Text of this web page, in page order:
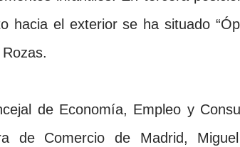
hacia el exterior se ha situado
de Economía, Empleo y
de Comercio de Madrid,